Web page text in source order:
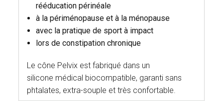
rééducation périnéale
à la périménopause et à la ménopause
avec la pratique de sport à impact
lors de constipation chronique
Le cône Pelvix est fabriqué dans un
silicone médical biocompatible, garanti sans
phtalates, extra-souple et très confortable.